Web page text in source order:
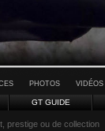
PHOTOS VIDÉOS
GT GUIDE
prestige ou de collection